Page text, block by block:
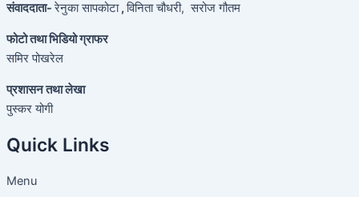
संवाददाता-रेनुका सापकोटा, विनिता चौधरी, सरोज गौतम
फोटो तथा भिडियो ग्राफर
समिर पोखरेल
प्रशासन तथा लेखा
पुस्कर योगी
Quick Links
Menu